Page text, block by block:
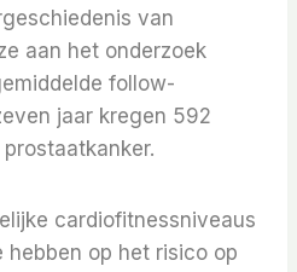
van
aan het onderzoek
follow-
jaar kregen 592
cardiofitnessniveaus
hebben op het risico op